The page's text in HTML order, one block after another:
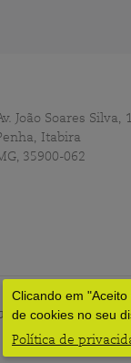
Clicando em
de cookies no seu
Política de
João Soares Silva,
Itabira
35900-062
© 2024 – HNSD